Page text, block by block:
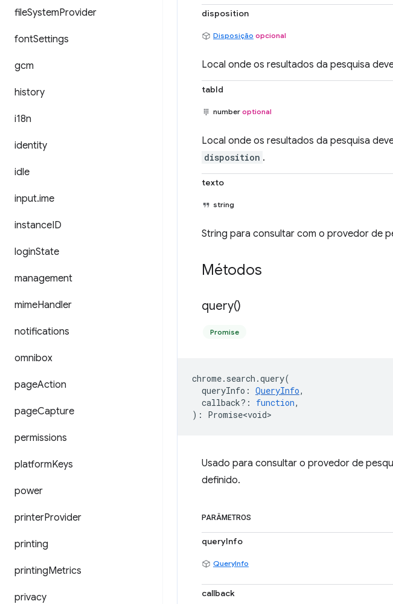
fileSystemProvider
fontSettings
gcm
history
i18n
identity
idle
input.ime
instanceID
loginState
management
mimeHandler
notifications
omnibox
pageAction
pageCapture
permissions
platformKeys
power
printerProvider
printing
printingMetrics
privacy
disposition
Disposição opcional
Local onde os resultados da pesquisa
tabId
number optional
Local onde os resultados da pesquisa
disposition .
texto
string
String para consultar com o provedor de
Métodos
query()
Promise
chrome. search .query(
queryInfo : QueryInfo,
callback? : function,
) : Promise<void>
Usado para consultar o provedor de
definido.
PARÂMETROS
queryInfo
QueryInfo
callback